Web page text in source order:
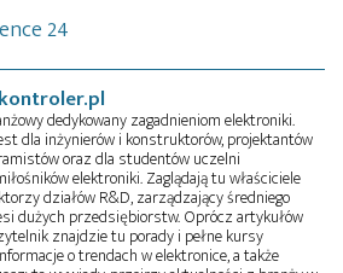
24
dedykowany zagadnieniom elektroniki.
dla inżynierów i konstruktorów, projektantów
oraz dla studentów uczelni
elektroniki. Zaglądają tu właściciele
działów R&D, zarządzający średniego
dużych przedsiębiorstw. Oprócz artykułów
znajdzie tu porady i pełne kursy
o trendach w elektronice, a także